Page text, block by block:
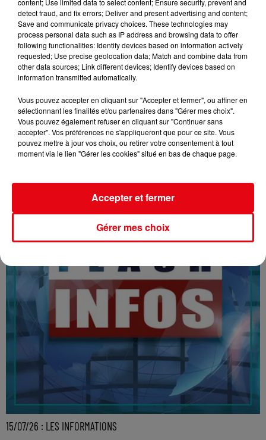
16/07/26 : LES INFORMATIONS
15/07/26 : LES INFORMATIONS
detect fraud, and fix errors; Deliver and present advertising and content;
Save and communicate privacy choices. These technologies may
process personal data such as IP address and browsing data to offer
following functionalities: Identify devices based on information actively
requested; Use precise geolocation data; Match and combine data from
other data sources; Link different devices; Identify devices based on
information transmitted automatically.
Vous pouvez accepter en cliquant sur "Accepter et fermer", ou affiner en
sélectionnant les finalités et/ou partenaires dans "Gérer mes choix".
Vous pouvez également refuser en cliquant sur "Continuer sans
accepter". Vos préférences ne s'appliqueront que pour ce site. Vous
pouvez mettre à jour vos choix, ou retirer votre consentement à tout
moment via le lien "Gérer les cookies" situé en bas de chaque page.
Gérer mes choix
Accepter et fermer